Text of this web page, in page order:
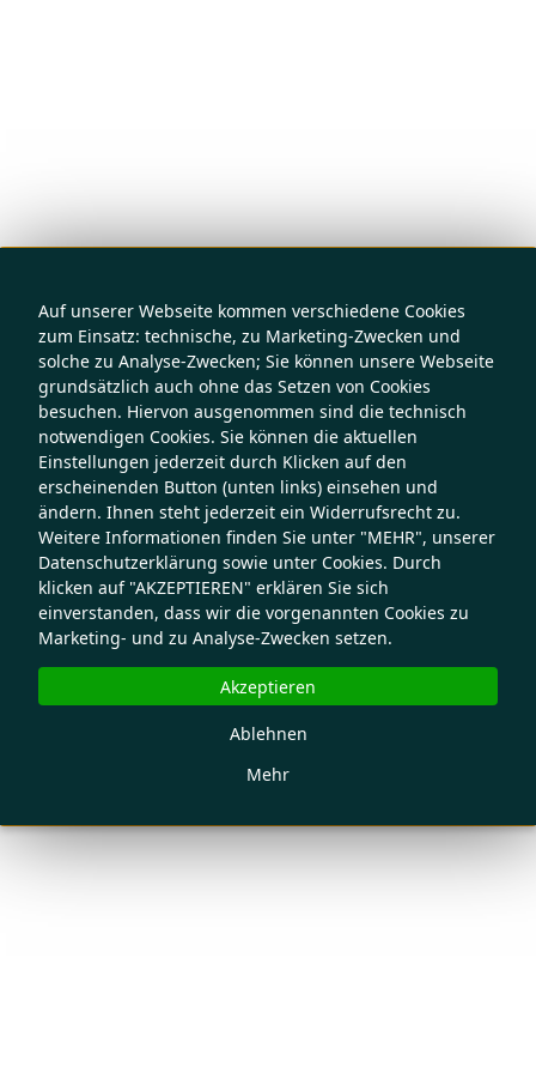
Auf unserer Webseite kommen verschiedene Cookies
zum Einsatz: technische, zu Marketing-Zwecken und
solche zu Analyse-Zwecken; Sie können unsere Webseite
grundsätzlich auch ohne das Setzen von Cookies
besuchen. Hiervon ausgenommen sind die technisch
notwendigen Cookies. Sie können die aktuellen
Einstellungen jederzeit durch Klicken auf den
erscheinenden Button (unten links) einsehen und
ändern. Ihnen steht jederzeit ein Widerrufsrecht zu.
Weitere Informationen finden Sie unter "MEHR", unserer
Datenschutzerklärung sowie unter Cookies. Durch
klicken auf "AKZEPTIEREN" erklären Sie sich
einverstanden, dass wir die vorgenannten Cookies zu
Marketing- und zu Analyse-Zwecken setzen.
Mehr
Ablehnen
Akzeptieren